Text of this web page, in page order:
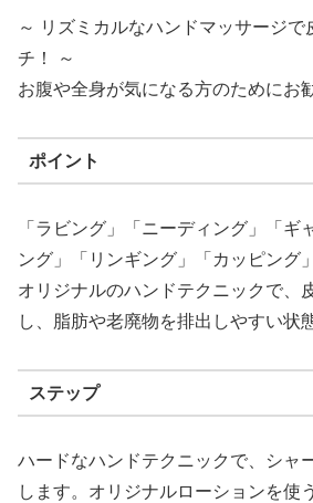
～ リズミカルなハンドマッサージで
チ！ ～
お腹や全身が気になる方のためにお
ポイント
「ラビング」「ニーディング」「ギ
ング」「リンギング」「カッピング
オリジナルのハンドテクニックで、
し、脂肪や老廃物を排出しやすい状
ステップ
ハードなハンドテクニックで、シャ
します。オリジナルローションを使